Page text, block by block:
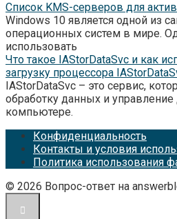
Список KMS-серверов для
Windows 10 является одной из
операционных систем в мире.
использовать
Что такое IAStorDataSvc и как
загрузку процессора
IAStorDataSvc – это сервис,
обработку данных и
компьютере.
Конфиденциальность
Контакты и условия
Политика использования
© 2026 Вопрос-ответ на